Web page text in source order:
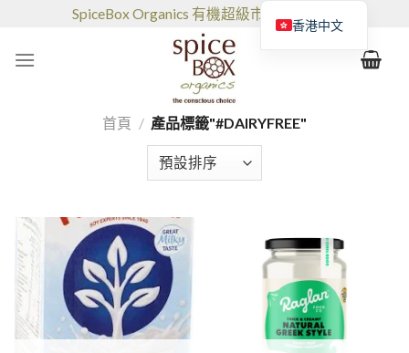
SpiceBox Organics 有機超級市場和咖啡館
首頁 / 產品標籤"#DAIRYFREE"
香港中文